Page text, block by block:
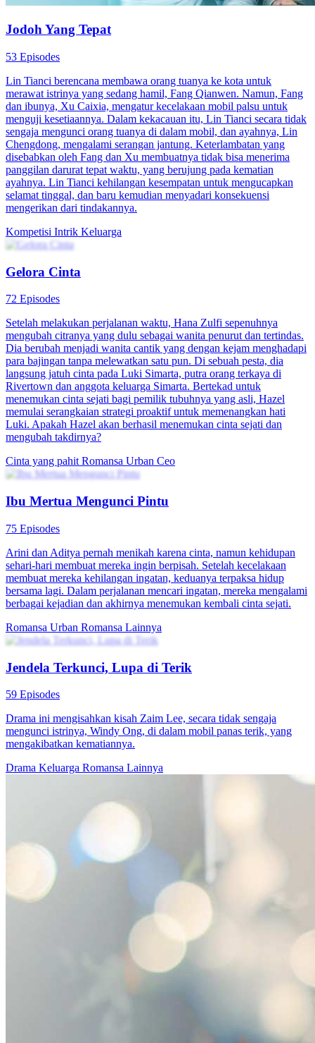
Jodoh Yang Tepat
53 Episodes
Lin Tianci berencana membawa orang tuanya ke kota untuk
merawat istrinya yang sedang hamil, Fang Qianwen. Namun, Fang
dan ibunya, Xu Caixia, mengatur kecelakaan mobil palsu untuk
menguji kesetiaannya. Dalam kekacauan itu, Lin Tianci secara tidak
sengaja mengunci orang tuanya di dalam mobil, dan ayahnya, Lin
Chengdong, mengalami serangan jantung. Keterlambatan yang
disebabkan oleh Fang dan Xu membuatnya tidak bisa menerima
panggilan darurat tepat waktu, yang berujung pada kematian
ayahnya. Lin Tianci kehilangan kesempatan untuk mengucapkan
selamat tinggal, dan baru kemudian menyadari konsekuensi
mengerikan dari tindakannya.
Kompetisi Intrik Keluarga
Gelora Cinta
Setelah melakukan perjalanan waktu, Hana Zulfi sepenuhnya
mengubah citranya yang dulu sebagai wanita penurut dan tertindas.
Dia berubah menjadi wanita cantik yang dengan kejam menghadapi
para bajingan tanpa melewatkan satu pun. Di sebuah pesta, dia
langsung jatuh cinta pada Luki Simarta, putra orang terkaya di
Rivertown dan anggota keluarga Simarta. Bertekad untuk
menemukan cinta sejati bagi pemilik tubuhnya yang asli, Hazel
Luki. Apakah Hazel akan berhasil menemukan cinta sejati dan